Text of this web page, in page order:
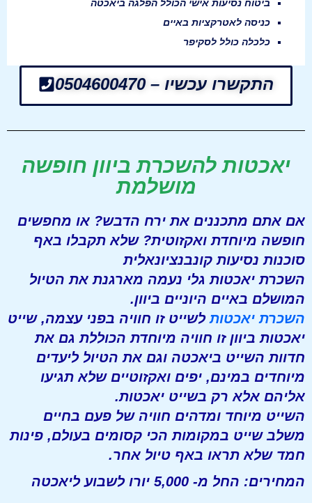
ביטוח נסיעות אישי הכולל הפלגה ביאכטה
כניסה לאטרקציות באיים
כלכלה כולל לסקיפר
התקשרו עכשיו – 0504600470
יאכטות להשכרת ביוון חופשה
מושלמת
אם אתם מתכננים את ירח הדבש? או מחפשים
חופשה מיוחדת ואקזוטית? שלא תקבלו באף
סוכנות נסיעות קונבנציונאלית
השכרת יאכטות גלי נעמה מארגנת את הטיול
המושלם באיים היוניים ביוון.
השכרת יאכטותלשייט זו חוויה בפני עצמה, שייט
יאכטות ביוון זו חוויה מיוחדת הכוללת גם את
חדוות השייט ביאכטה וגם את הטיול ליעדים
מיוחדים במינם, יפים ואקזוטיים שלא תגיעו
אליהם אלא רק בשייט יאכטות.
השייט מיוחד ומדהים חוויה של פעם בחיים
משלב שייט במקומות הכי קסומים בעולם, פינות
חמד שלא תראו באף טיול אחר.
המחירים: החל מ- 5,000 יורו לשבוע ליאכטה